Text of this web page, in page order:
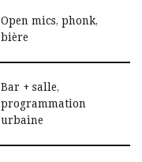
Open mics, phonk,
bière
Bar + salle,
programmation
urbaine